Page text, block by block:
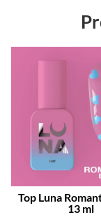
Top Luna
13 ml